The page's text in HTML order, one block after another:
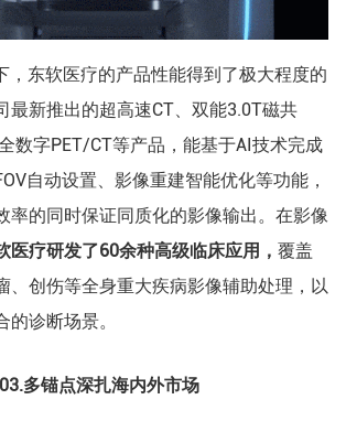
，东软医疗的产品性能得到了极大程度的
最新推出的超高速CT、双能3.0T磁共
数字PET/CT等产品，能基于AI技术完成
自动设置、影像重建智能优化等功能，
率的同时保证同质化的影像输出。在影像
医疗研发了60余种高级临床应用， 覆盖
、创伤等全身重大疾病影像辅助处理，以
诊断场景。
03.多锚点深扎海内外市场